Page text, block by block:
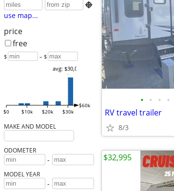

use map...
price
free
$ – $
$0 $10k $20k $30k
$60k
avg: $30,093
MAKE AND MODEL
ODOMETER
-
MODEL YEAR
-
• • • •
RV travel trailer
8/3
$32,995